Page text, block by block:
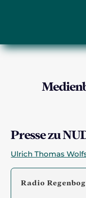
Presse zu
Ulrich Thomas
Radio